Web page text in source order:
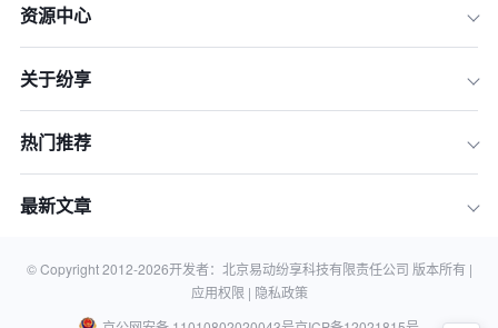
二、快消行业SaaS费用管理系统选型
三、主流SaaS费用管理系统深度评测
五、常见问题解答 (FAQ)
资源中心
关于纷享
热门推荐
最新文章
© Copyright 2012-2026开发者：北京易动纷享科技有限责任公司 版本所有 |
应用权限 | 隐私政策